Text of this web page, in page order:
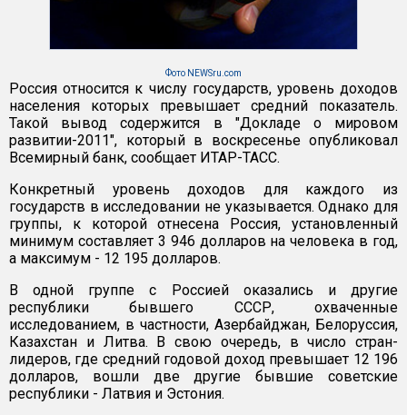
Фото NEWSru.com
Россия относится к числу государств, уровень доходов
населения которых превышает средний показатель.
Такой вывод содержится в "Докладе о мировом
развитии-2011", который в воскресенье опубликовал
Всемирный банк, сообщает ИТАР-ТАСС.
Конкретный уровень доходов для каждого из
государств в исследовании не указывается. Однако для
группы, к которой отнесена Россия, установленный
минимум составляет 3 946 долларов на человека в год,
а максимум - 12 195 долларов.
В одной группе с Россией оказались и другие
республики бывшего СССР, охваченные
исследованием, в частности, Азербайджан, Белоруссия,
Казахстан и Литва. В свою очередь, в число стран-
лидеров, где средний годовой доход превышает 12 196
долларов, вошли две другие бывшие советские
республики - Латвия и Эстония.